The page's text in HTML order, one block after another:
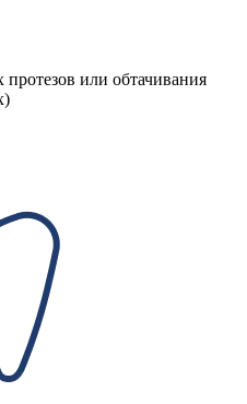
протезов или обтачивания